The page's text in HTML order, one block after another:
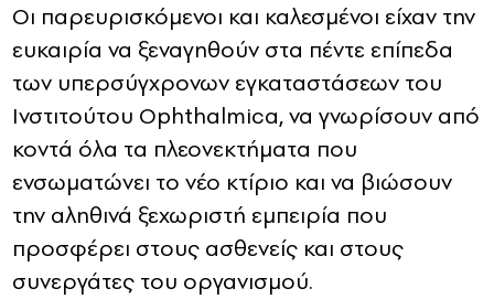
Οι παρευρισκόμενοι και καλεσμένοι είχαν την
ευκαιρία να ξεναγηθούν στα πέντε επίπεδα
των υπερσύγχρονων εγκαταστάσεων του
Ινστιτούτου Ophthalmica, να γνωρίσουν από
κοντά όλα τα πλεονεκτήματα που
ενσωματώνει το νέο κτίριο και να βιώσουν
την αληθινά ξεχωριστή εμπειρία που
προσφέρει στους ασθενείς και στους
συνεργάτες του οργανισμού.